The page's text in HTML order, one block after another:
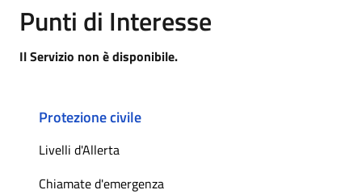
Punti di Interesse
Il Servizio non è disponibile.
Protezione civile
Livelli d'Allerta
Chiamate d'emergenza